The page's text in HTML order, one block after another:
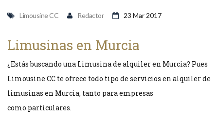
Limousine CC Redactor 23 Mar 2017
Limusinas en Murcia
¿Estás buscando una Limusina de alquiler en Murcia? Pues
Limousine CC te ofrece todo tipo de servicios en alquiler de
limusinas en Murcia, tanto para empresas
como particulares.